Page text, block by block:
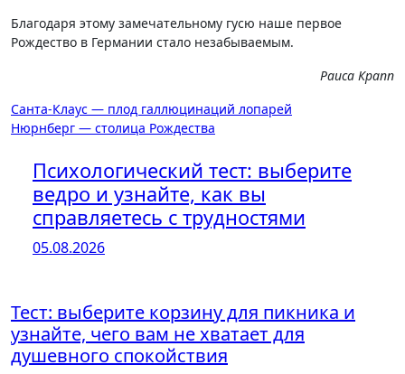
Благодаря этому замечательному гусю наше первое
Рождество в Германии стало незабываемым.
Раиса Крапп
Навигация
по
записям
Санта-Клаус — плод галлюцинаций лопарей
Нюрнберг — столица Рождества
Психологический тест: выберите
ведро и узнайте, как вы
справляетесь с трудностями
05.08.2026
Тест: выберите корзину для пикника и
узнайте, чего вам не хватает для
душевного спокойствия